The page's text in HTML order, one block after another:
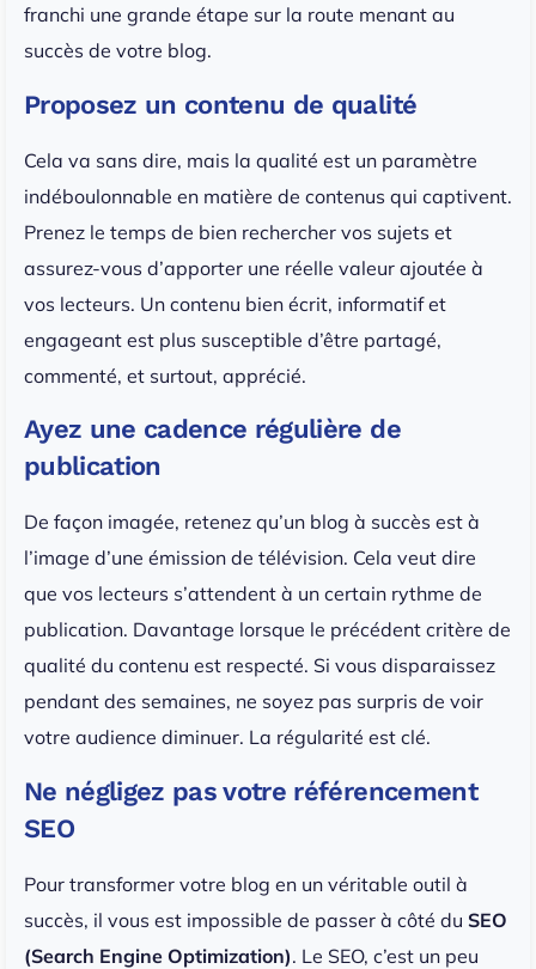
franchi une grande étape sur la route menant au
succès de votre blog.
Proposez un contenu de qualité
Cela va sans dire, mais la qualité est un paramètre
indéboulonnable en matière de contenus qui captivent.
Prenez le temps de bien rechercher vos sujets et
assurez-vous d’apporter une réelle valeur ajoutée à
vos lecteurs. Un contenu bien écrit, informatif et
engageant est plus susceptible d’être partagé,
commenté, et surtout, apprécié.
Ayez une cadence régulière de
publication
De façon imagée, retenez qu’un blog à succès est à
l’image d’une émission de télévision. Cela veut dire
que vos lecteurs s’attendent à un certain rythme de
publication. Davantage lorsque le précédent critère de
qualité du contenu est respecté. Si vous disparaissez
pendant des semaines, ne soyez pas surpris de voir
votre audience diminuer. La régularité est clé.
Ne négligez pas votre référencement
SEO
Pour transformer votre blog en un véritable outil à
succès, il vous est impossible de passer à côté du SEO
(Search Engine Optimization). Le SEO, c’est un peu